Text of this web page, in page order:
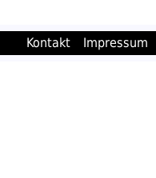
Kontakt Impressum